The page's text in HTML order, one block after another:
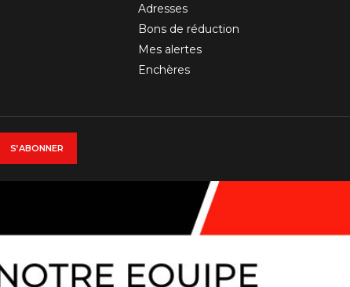
Adresses
Bons de réduction
Mes alertes
Enchères